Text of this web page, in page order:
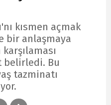
kısmen açmak
bir anlaşmaya
belirledi. Bu
tazminatı